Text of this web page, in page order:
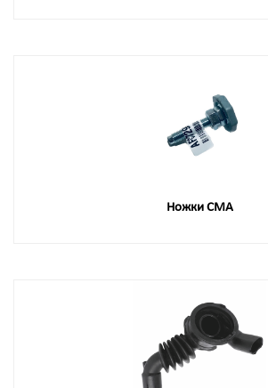
Ножки СМА